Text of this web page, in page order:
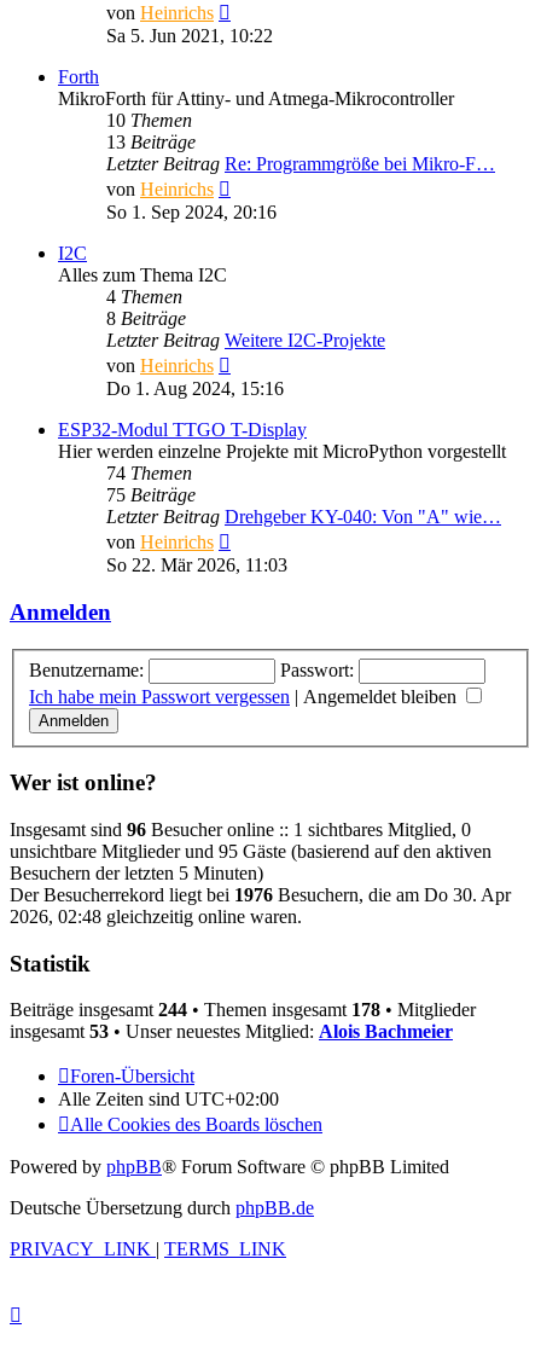
von Heinrichs
Beitrag
Sa 5. Jun 2021, 10:22
Forth
MikroForth für Attiny- und Atmega-Mikrocontroller
10 Themen
13 Beiträge
Letzter Beitrag Re: Programmgröße bei Mikro-F…
von Heinrichs
Beitrag
So 1. Sep 2024, 20:16
I2C
Alles zum Thema I2C
4 Themen
8 Beiträge
Letzter Beitrag Weitere I2C-Projekte
von Heinrichs
Beitrag
Do 1. Aug 2024, 15:16
ESP32-Modul TTGO T-Display
Hier werden einzelne Projekte mit MicroPython vorgestellt
74 Themen
75 Beiträge
Letzter Beitrag Drehgeber KY-040: Von "A" wie…
von Heinrichs
Beitrag
So 22. Mär 2026, 11:03
Anmelden
Benutzername:
Passwort:
Ich habe mein Passwort vergessen | Angemeldet bleiben
Wer ist online?
Insgesamt sind 96 Besucher online :: 1 sichtbares Mitglied, 0
unsichtbare Mitglieder und 95 Gäste (basierend auf den aktiven
Besuchern der letzten 5 Minuten)
Der Besucherrekord liegt bei 1976 Besuchern, die am Do 30. Apr
2026, 02:48 gleichzeitig online waren.
Statistik
Beiträge insgesamt 244 • Themen insgesamt 178 • Mitglieder
insgesamt 53 • Unser neuestes Mitglied: Alois Bachmeier
Foren-Übersicht
Alle Zeiten sind UTC+02:00
Alle Cookies des Boards löschen
Powered by phpBB® Forum Software © phpBB Limited
Deutsche Übersetzung durch phpBB.de
PRIVACY_LINK | TERMS_LINK